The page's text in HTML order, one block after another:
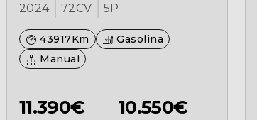
2024 72CV 5P
43917Km
Gasolina
Manual
11.390€ 10.550€